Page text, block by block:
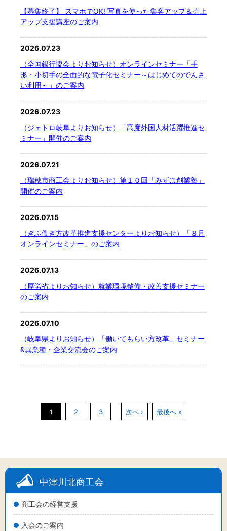
中津川北商工会
商工会の経営支援
入会のご案内
【募集終了】 スマホでOK! 写真を使った集客アップ＆売上
アップ支援講座のご案内
2026.07.23
（全国銀行協会よりお知らせ）オンラインセミナー「手
形・小切手の全面的な電子化セミナー～はじめてのでんさ
い利用～」のご案内
2026.07.23
（ジェトロ岐阜よりお知らせ）「高度外国人材活躍推進セ
ミナー」開催のご案内
2026.07.21
（瑞穂市商工会よりお知らせ）第１０回「みずほ創業塾」
開催のご案内
2026.07.15
（ぎふ働き方改革推進支援センターよりお知らせ）「８月
オンラインセミナー」のご案内
2026.07.13
（厚労省よりお知らせ）就業環境整備・改善支援セミナー
のご案内
2026.07.10
（岐阜県よりお知らせ）「働いてもらい方改革」セミナー
&異業種・企業交流会のご案内
1 2 3 次へ › 最後へ »